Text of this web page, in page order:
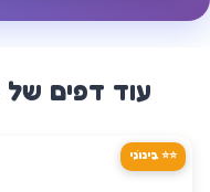
עוד דפים של
⭐⭐ בֵּינוֹנִי